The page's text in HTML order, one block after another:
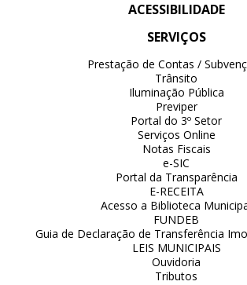
ACESSIBILIDADE
SERVIÇOS
Prestação de Contas /
Trânsito
Iluminação Pública
Previper
Portal do 3º Setor
Serviços Online
Notas Fiscais
e-SIC
Portal da Transparência
E-RECEITA
Acesso a Biblioteca
FUNDEB
Guia de Declaração de Transferência
LEIS MUNICIPAIS
Ouvidoria
Tributos